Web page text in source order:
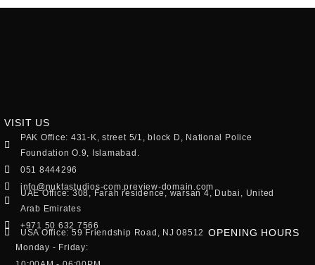
VISIT US
PAK Office: 431-K, street 5/1, block D, National Police
Foundation O.9, Islamabad.
051 8444296
info@nuktastudios-com.preview-domain.com
UAE Office: 308, Farah residence, warsan 4, Dubai, United
Arab Emirates
+971 50 632 7566
USA Office: 59 Friendship Road, NJ 08512 OPENING HOURS
Monday - Friday: